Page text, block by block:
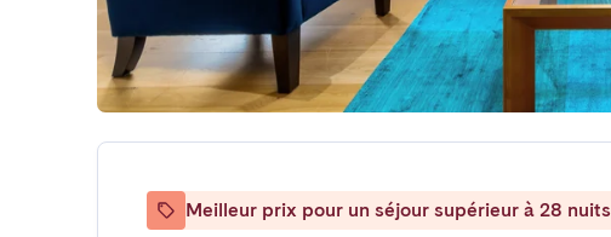
Meilleur prix pour un séjour supérieur à 28 nuits